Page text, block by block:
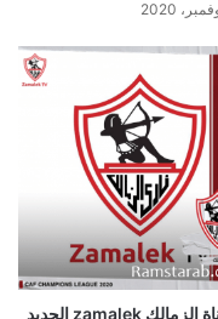
تردد قناة الزمالك zamalek الجديد